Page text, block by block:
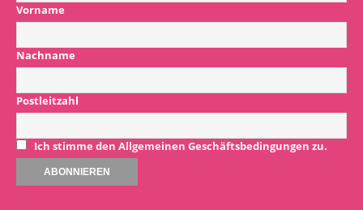
Vorname
Nachname
Postleitzahl
Ich stimme den Allgemeinen Geschäftsbedingungen zu.